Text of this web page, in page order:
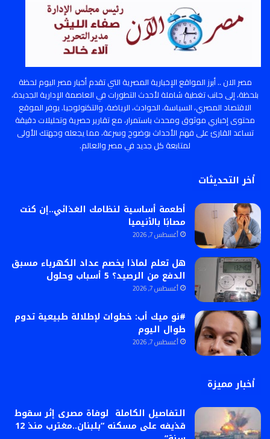
مصر الان .. أبرز المواقع الإخبارية المصرية التي تقدم أخبار مصر اليوم لحظة
بلحظة، إلى جانب تغطية شاملة لأحدث التطورات في العاصمة الإدارية الجديدة،
الاقتصاد المصري، السياسة، الحوادث، الرياضة، والتكنولوجيا. يوفر الموقع
محتوى إخباري موثوق ومحدث باستمرار، مع تقارير حصرية وتحليلات دقيقة
تساعد القارئ على فهم الأحداث بوضوح وسرعة، مما يجعله وجهتك الأولى
لمتابعة كل جديد في مصر والعالم.
أخر التحديثات
أطعمة أساسية لنظامك الغذائي..إن كنت
مصابًا بالأنيميا
أغسطس 7, 2026
هل تعلم لماذا يخصم عداد الكهرباء مسبق
الدفع من الرصيد؟ 5 أسباب وحلول
أغسطس 7, 2026
#نو ميك أب: خطوات لإطلالة طبيعية تدوم
طوال اليوم
أغسطس 7, 2026
أخبار مميزة
التفاصيل الكاملة لوفاة مصرى إثر سقوط
قذيفه على مسكنه “بلبنان..مغترب منذ 12